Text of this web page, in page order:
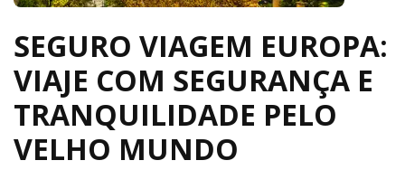
SEGURO VIAGEM EUROPA:
VIAJE COM SEGURANÇA E
TRANQUILIDADE PELO
VELHO MUNDO